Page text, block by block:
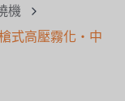
機
式高壓霧化・中